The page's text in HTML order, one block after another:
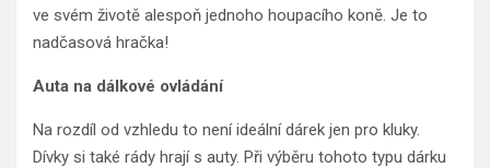
ve svém životě alespoň jednoho houpacího koně. Je to
nadčasová hračka!
Auta na dálkové ovládání
Na rozdíl od vzhledu to není ideální dárek jen pro kluky.
Dívky si také rády hrají s auty. Při výběru tohoto typu dárku